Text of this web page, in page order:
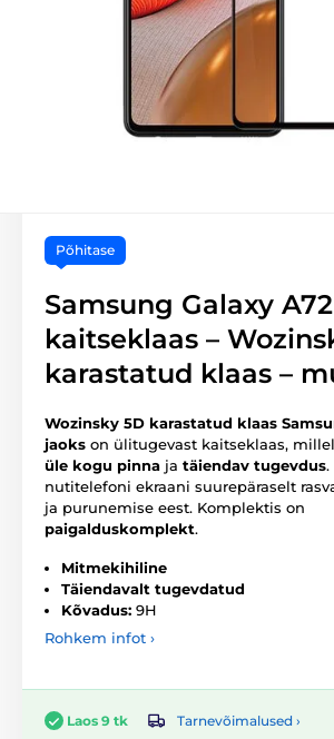
Põhitase
Samsung Galaxy A72
kaitseklaas –
karastatud klaas –
Wozinsky 5D karastatud klaas
jaoks on ülitugevast kaitseklaas,
üle kogu pinna ja täiendav tugevdus.
nutitelefoni ekraani suurepäraselt
ja purunemise eest. Komplektis on
paigalduskomplekt.
Mitmekihiline
Täiendavalt tugevdatud
Kõvadus: 9H
Rohkem infot ›
Laos 9 tk
Tarnevõimalused ›